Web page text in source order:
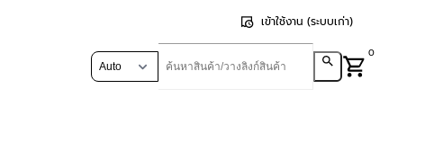
เข้าใช้งาน (ระบบเก่า)
0